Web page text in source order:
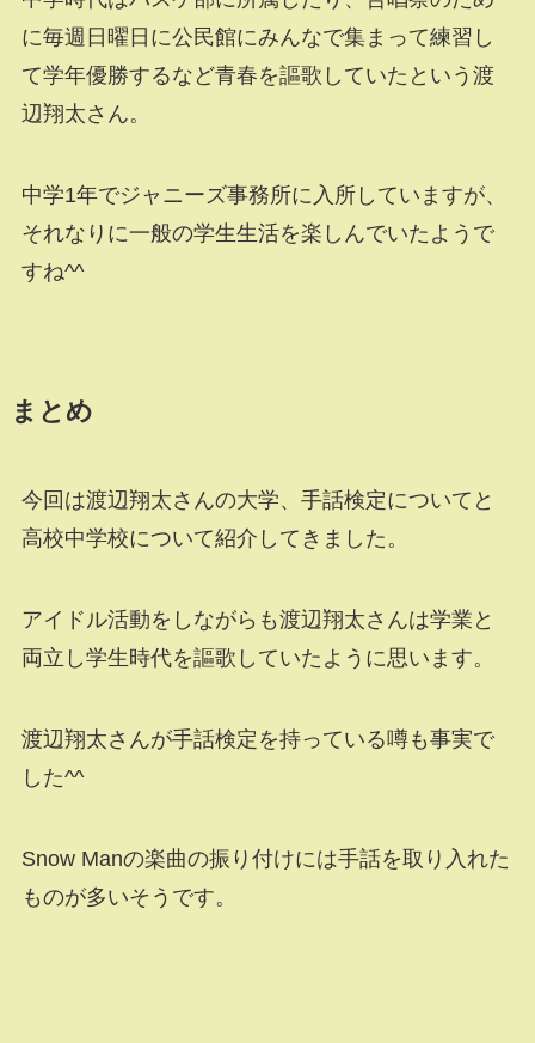
に毎週日曜日に公民館にみんなで集まって練習し
て学年優勝するなど青春を謳歌していたという渡
辺翔太さん。
中学1年でジャニーズ事務所に入所していますが、
それなりに一般の学生生活を楽しんでいたようで
すね^^
まとめ
今回は渡辺翔太さんの大学、手話検定についてと
高校中学校について紹介してきました。
アイドル活動をしながらも渡辺翔太さんは学業と
両立し学生時代を謳歌していたように思います。
渡辺翔太さんが手話検定を持っている噂も事実で
した^^
Snow Manの楽曲の振り付けには手話を取り入れた
ものが多いそうです。